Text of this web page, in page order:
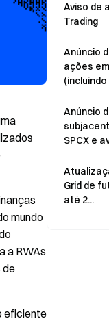
mundo
a RWAs
de
eficiente
Aviso de
Trading
Anúncio
ações
(incluindo
Anúncio
SPCX e
Grid de
até 2...